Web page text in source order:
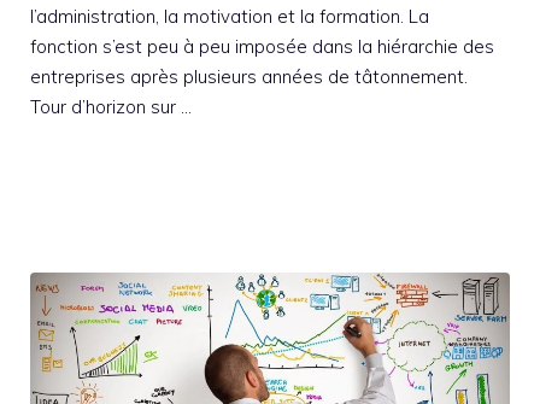
l’administration, la motivation et la formation. La
fonction s’est peu à peu imposée dans la hiérarchie des
entreprises après plusieurs années de tâtonnement.
Tour d’horizon sur …